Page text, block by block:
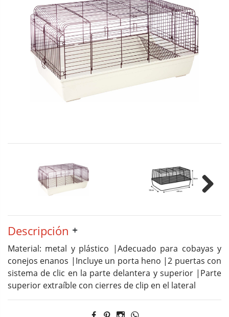
Descripción
Material: metal y plástico |Adecuado para cobayas y
conejos enanos |Incluye un porta heno |2 puertas con
sistema de clic en la parte delantera y superior |Parte
superior extraíble con cierres de clip en el lateral